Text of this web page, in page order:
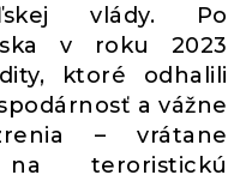
vlády. Po
v roku 2023
ktoré odhalili
a vážne
– vrátane
teroristickú